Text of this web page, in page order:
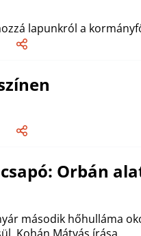
lapunkról a
csapó: Orbán
második hőhulláma